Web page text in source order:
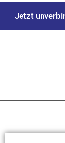
Jetzt